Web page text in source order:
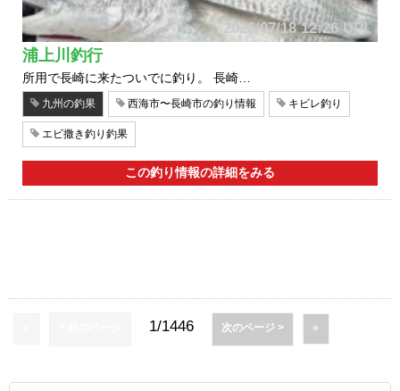
2026/07/18 12:26 UP!
浦上川釣行
所用で長崎に来たついでに釣り。 長崎…
九州の釣果 西海市〜長崎市の釣り情報 キビレ釣り
エビ撒き釣り釣果
この釣り情報の詳細をみる
1/1446 次のページ > »